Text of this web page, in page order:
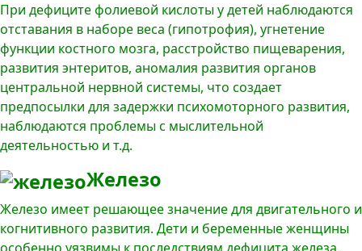
При дефиците фолиевой кислоты у детей наблюдаются
отставания в наборе веса (гипотрофия), угнетение
функции костного мозга, расстройство пищеварения,
развития энтеритов, аномалия развития органов
центральной нервной системы, что создает
предпосылки для задержки психомоторного развития,
наблюдаются проблемы с мыслительной
деятельностью и т.д.
Железо
Железо имеет решающее значение для двигательного и
когнитивного развития. Дети и беременные женщины